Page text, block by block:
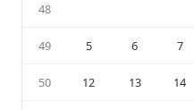
48
49 5 6 7
50 12 13 14